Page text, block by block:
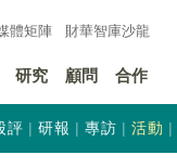
體矩陣 財華智庫沙龍
研究 顧問 合作
評 研報 專訪 活動